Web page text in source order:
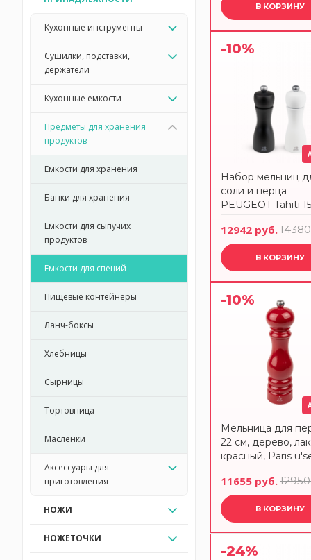
Кухонные инструменты
Сушилки, подставки,
держатели
Кухонные емкости
Предметы для хранения
продуктов
Емкости для хранения
Банки для хранения
Емкости для сыпучих
продуктов
Емкости для специй
Пищевые контейнеры
Ланч-боксы
Хлебницы
Сырницы
Тортовница
Маслёнки
Аксессуары для
приготовления
НОЖИ
НОЖЕТОЧКИ
В КОРЗИНУ
-10%
Набор мельниц
соли и перца
PEUGEOT Tahiti
белый/черный
12942 руб.
В КОРЗИНУ
-10%
Мельница для
22 см, дерево,
красный, Paris
11655 руб.
В КОРЗИНУ
-24%